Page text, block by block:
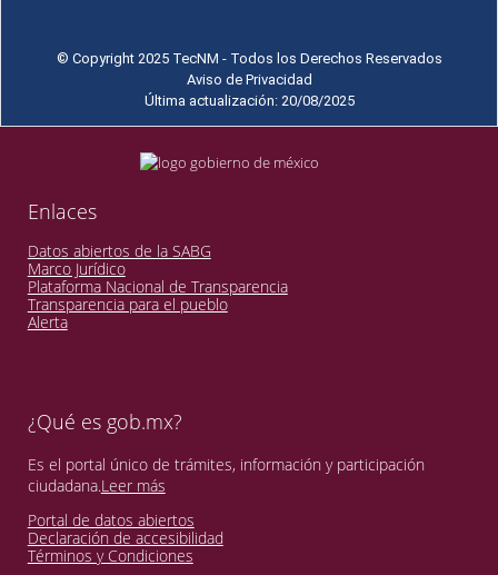
© Copyright 2025 TecNM - Todos los Derechos Reservados
Aviso de Privacidad
Última actualización: 20/08/2025
Enlaces
Datos abiertos de la SABG
Marco Jurídico
Plataforma Nacional de Transparencia
Transparencia para el pueblo
Alerta
¿Qué es gob.mx?
Es el portal único de trámites, información y participación
ciudadana.Leer más
Portal de datos abiertos
Declaración de accesibilidad
Términos y Condiciones